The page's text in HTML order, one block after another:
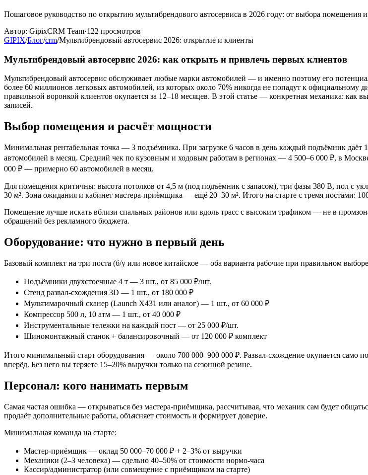
Пошаговое руководство по открытию мультибрендового автосервиса в 2026 году: от выбора помещения
Автор: GipixCRM Team·122 просмотров
GIPIX/Блог/crm/Мультибрендовый автосервис 2026: открытие и клиенты
Мультибрендовый автосервис 2026: как открыть и привлечь первых клиентов
Мультибрендовый автосервис обслуживает любые марки автомобилей — и именно поэтому его
более 60 миллионов легковых автомобилей, из которых около 70% никогда не попадут к официальному
правильной воронкой клиентов окупается за 12–18 месяцев. В этой статье — конкретная механика: как
записей.
Выбор помещения и расчёт мощности
Минимальная рентабельная точка — 3 подъёмника. При загрузке 6 часов в день каждый подъёмник
автомобилей в месяц. Средний чек по кузовным и ходовым работам в регионах — 4 500–6 000 ₽, в
000 ₽ — примерно 60 автомобилей в месяц.
Для помещения критичны: высота потолков от 4,5 м (под подъёмник с запасом), три фазы 380 В, пол с
30 м². Зона ожидания и кабинет мастера-приёмщика — ещё 20–30 м². Итого на старте с тремя постами:
Помещение лучше искать вблизи спальных районов или вдоль трасс с высоким трафиком — не в
обращений без рекламного бюджета.
Оборудование: что нужно в первый день
Базовый комплект на три поста (б/у или новое китайское — оба варианта рабочие при правильном
Подъёмники двухстоечные 4 т — 3 шт., от 85 000 ₽/шт.
Стенд развал-схождения 3D — 1 шт., от 180 000 ₽
Мультимарочный сканер (Launch X431 или аналог) — 1 шт., от 60 000 ₽
Компрессор 500 л, 10 атм — 1 шт., от 40 000 ₽
Инструментальные тележки на каждый пост — от 25 000 ₽/шт.
Шиномонтажный станок + балансировочный — от 120 000 ₽ комплект
Итого минимальный старт оборудования — около 700 000–900 000 ₽. Развал-схождение окупается само
вперёд. Без него вы теряете 15–20% выручки только на сезонной резине.
Персонал: кого нанимать первым
Самая частая ошибка — открываться без мастера-приёмщика, рассчитывая, что механик сам будет
продаёт дополнительные работы, объясняет стоимость и формирует доверие.
Минимальная команда на старте:
Мастер-приёмщик — оклад 50 000–70 000 ₽ + 2–3% от выручки
Механики (2–3 человека) — сдельно 40–50% от стоимости нормо-часа
Кассир/администратор (или совмещение с приёмщиком на старте)